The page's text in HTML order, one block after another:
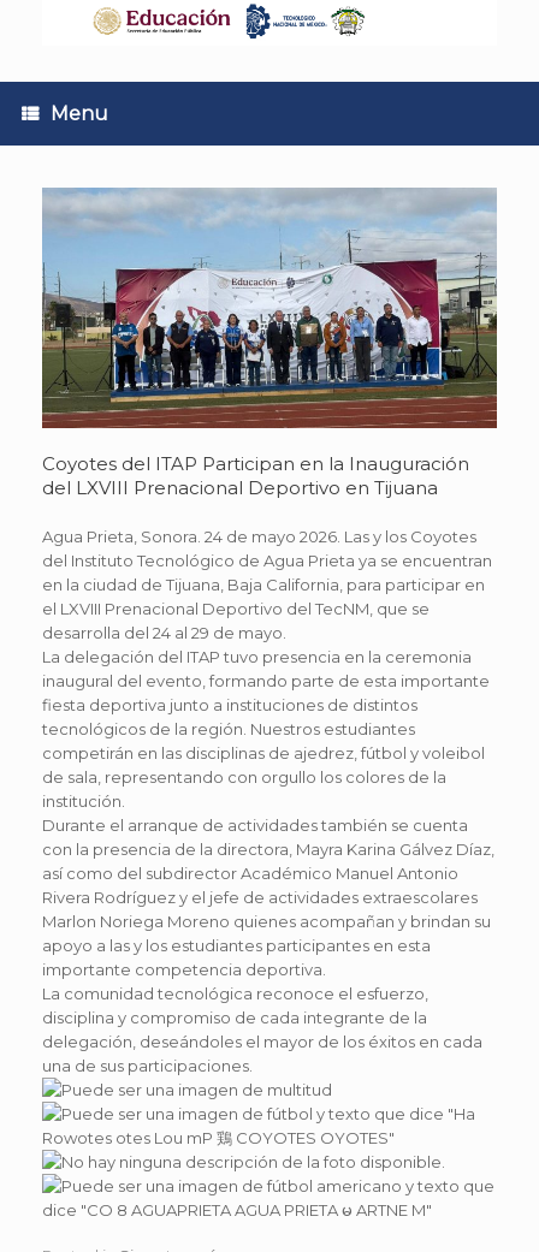
Menu
Coyotes del ITAP Participan en la Inauguración
del LXVIII Prenacional Deportivo en Tijuana
Agua Prieta, Sonora. 24 de mayo 2026. Las y los Coyotes
del Instituto Tecnológico de Agua Prieta ya se encuentran
en la ciudad de Tijuana, Baja California, para participar en
el LXVIII Prenacional Deportivo del TecNM, que se
desarrolla del 24 al 29 de mayo.
La delegación del ITAP tuvo presencia en la ceremonia
inaugural del evento, formando parte de esta importante
fiesta deportiva junto a instituciones de distintos
tecnológicos de la región. Nuestros estudiantes
competirán en las disciplinas de ajedrez, fútbol y voleibol
de sala, representando con orgullo los colores de la
institución.
Durante el arranque de actividades también se cuenta
con la presencia de la directora, Mayra Karina Gálvez Díaz,
así como del subdirector Académico Manuel Antonio
Rivera Rodríguez y el jefe de actividades extraescolares
Marlon Noriega Moreno quienes acompañan y brindan su
apoyo a las y los estudiantes participantes en esta
importante competencia deportiva.
La comunidad tecnológica reconoce el esfuerzo,
disciplina y compromiso de cada integrante de la
delegación, deseándoles el mayor de los éxitos en cada
una de sus participaciones.